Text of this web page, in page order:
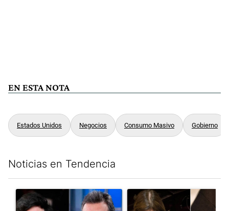
EN ESTA NOTA
Estados Unidos Negocios Consumo Masivo Gobierno
Noticias en Tendencia
Un artículo de tendencia con el título "Los gobernadores
Un artículo de tendencia con